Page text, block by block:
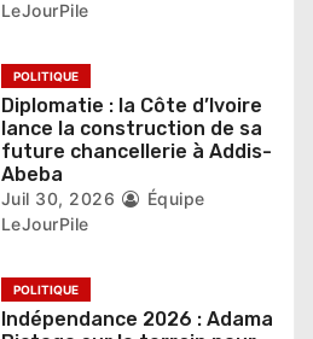
LeJourPile
POLITIQUE
Diplomatie : la Côte d’Ivoire
lance la construction de sa
future chancellerie à Addis-
Abeba
Juil 30, 2026
Équipe
LeJourPile
POLITIQUE
Indépendance 2026 : Adama